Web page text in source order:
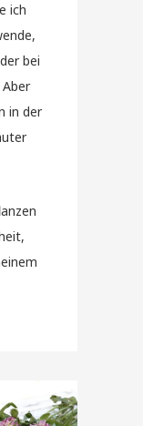
ich
bei
in der